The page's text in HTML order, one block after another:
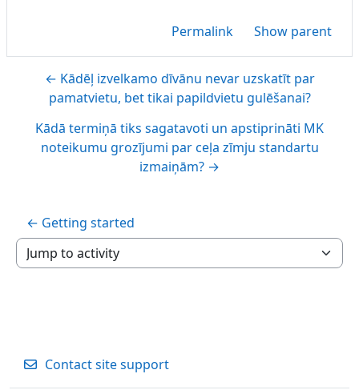
Permalink Show parent
← Kādēļ izvelkamo dīvānu nevar uzskatīt par
pamatvietu, bet tikai papildvietu gulēšanai?
Kādā termiņā tiks sagatavoti un apstiprināti MK
noteikumu grozījumi par ceļa zīmju standartu
izmaiņām? →
← Getting started
Jump to activity
Contact site support